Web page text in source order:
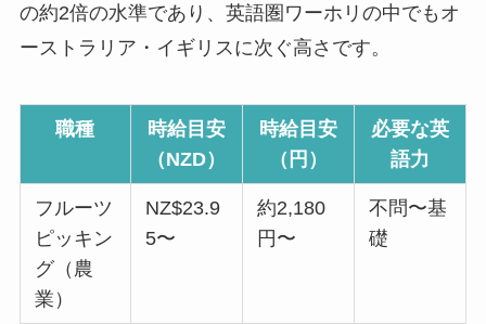
の約2倍の水準であり、英語圏ワーホリの中でもオ
ーストラリア・イギリスに次ぐ高さです。
職種
時給目安
（NZD）
時給目安
（円）
必要な英
語力
フルーツ
ピッキン
グ（農
業）
NZ$23.9
5〜
約2,180
円〜
不問〜基
礎